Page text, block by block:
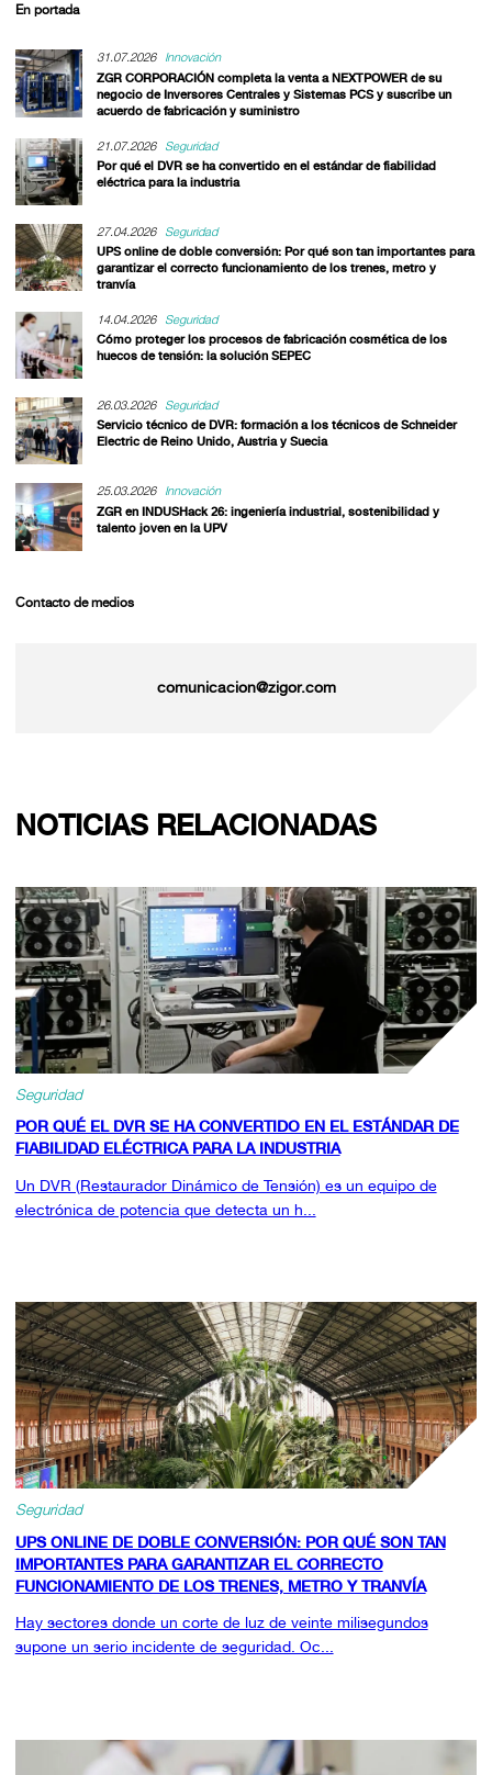
En portada
31.07.2026
Innovación
ZGR CORPORACIÓN completa la venta a NEXTPOWER de su
negocio de Inversores Centrales y Sistemas PCS y suscribe un
acuerdo de fabricación y suministro
21.07.2026
Seguridad
Por qué el DVR se ha convertido en el estándar de fiabilidad
eléctrica para la industria
27.04.2026
Seguridad
UPS online de doble conversión: Por qué son tan importantes para
garantizar el correcto funcionamiento de los trenes, metro y
tranvía
14.04.2026
Seguridad
Cómo proteger los procesos de fabricación cosmética de los
huecos de tensión: la solución SEPEC
26.03.2026
Seguridad
Servicio técnico de DVR: formación a los técnicos de Schneider
Electric de Reino Unido, Austria y Suecia
25.03.2026
Innovación
ZGR en INDUSHack 26: ingeniería industrial, sostenibilidad y
talento joven en la UPV
Contacto de medios
comunicacion@zigor.com
NOTICIAS RELACIONADAS
Seguridad
POR QUÉ EL DVR SE HA CONVERTIDO EN EL ESTÁNDAR DE
FIABILIDAD ELÉCTRICA PARA LA INDUSTRIA
Un DVR (Restaurador Dinámico de Tensión) es un equipo de
electrónica de potencia que detecta un h...
Seguridad
UPS ONLINE DE DOBLE CONVERSIÓN: POR QUÉ SON TAN
IMPORTANTES PARA GARANTIZAR EL CORRECTO
FUNCIONAMIENTO DE LOS TRENES, METRO Y TRANVÍA
Hay sectores donde un corte de luz de veinte milisegundos
supone un serio incidente de seguridad. Oc...